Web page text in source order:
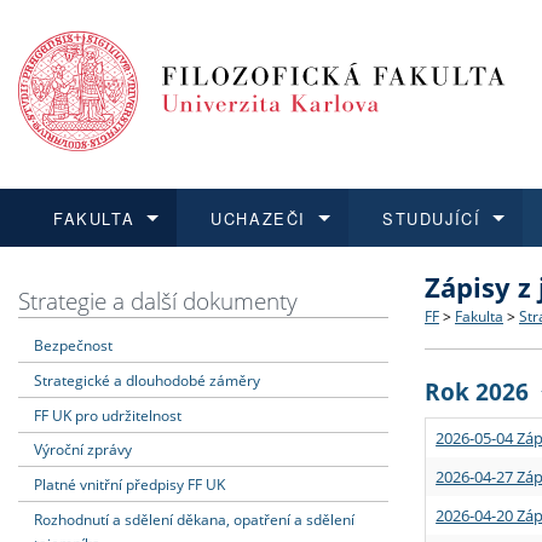
FAKULTA
Dozvědět se více
Struktura
Strategie
Podpora
UCHAZEČI
Podat přihlášku
Co
Učitelské
STUDUJÍCÍ
Dozvědět se více
Rigorózní
Dozvědět se více
O vědě a
Granty a
Dozvědět se více
Aktuální
Strategie a další dokumenty
Bezpečnost
Strategické a dlouhodobé záměry
FF UK pro udržitelnost
Výroční zprávy
Platné vnitřní předpisy FF UK
Rozhodnutí a sdělení děkana, opatření a sdělení
Zápisy
FF > Fakulta >
Rok 2026
2026-05-04
2026-04-27
2026-04-20